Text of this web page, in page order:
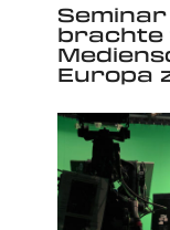
brachte
Europa